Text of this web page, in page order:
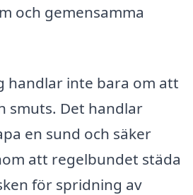
och gemensamma
handlar inte bara om att
smuts. Det handlar
en sund och säker
att regelbundet städa
för spridning av